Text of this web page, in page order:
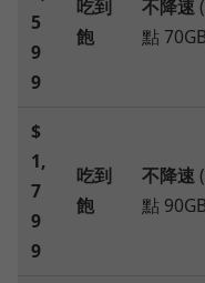
5
9
9
吃到
飽
不降速
點
$
1,
7
9
9
吃到
飽
不降速
點